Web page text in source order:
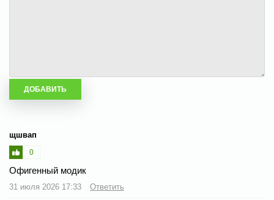
щшвап
0
Офигенный модик
31 июля 2026 17:33 Ответить